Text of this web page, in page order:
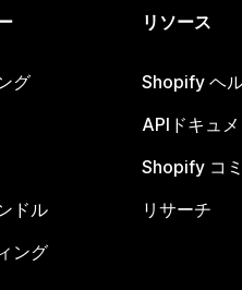
グ
ドル
ング
リソース
Shopify ヘ
APIドキュメ
Shopify コ
リサーチ